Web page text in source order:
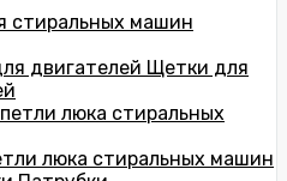
стиральных машин
Щетки для
люка стиральных машин